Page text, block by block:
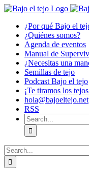
Skip
content¿Por qué Bajo el
¿Quiénes somos?
Agenda de eventos
Manual de
¿Necesitas una
Semillas de tejo
Podcast Bajo el tejo
¡Te tiramos los
hola@bajoeltejo.net
RSS
Search
for:
Search
for: